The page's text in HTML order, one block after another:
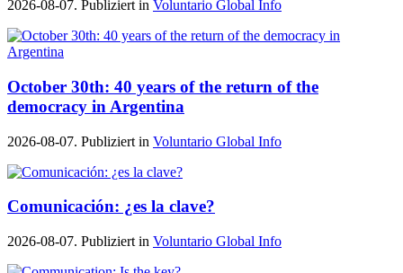
2026-08-07. Publiziert in Voluntario Global Info
October 30th: 40 years of the return of the
democracy in Argentina
2026-08-07. Publiziert in Voluntario Global Info
Comunicación: ¿es la clave?
2026-08-07. Publiziert in Voluntario Global Info